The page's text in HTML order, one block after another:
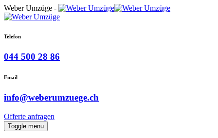
Weber Umzüge -
Telefon
044 500 28 86
Email
info@weberumzuege.ch
Offerte anfragen
Toggle menu